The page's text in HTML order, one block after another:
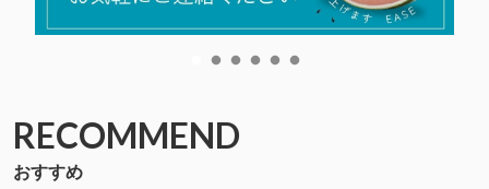
RECOMMEND
おすすめ